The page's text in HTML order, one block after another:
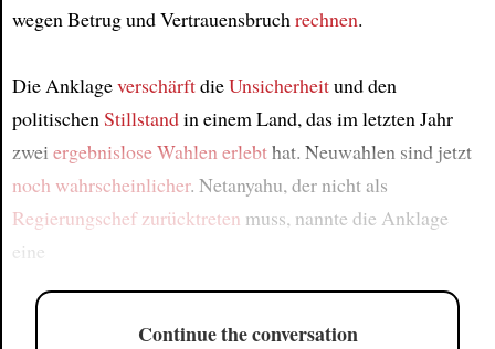
wegen Betrug und Vertrauensbruch rechnen.
Die AnklageverschärftdieUnsicherheitund den
politischen Stillstandin einem Land, das im letzten Jahr
zwei ergebnislose Wahlen erlebthat. Neuwahlen sind jetzt
noch wahrscheinlicher. Netanyahu, der nicht als
Regierungschef zurücktreten muss, nannte die Anklage
eine
Continue the conversation